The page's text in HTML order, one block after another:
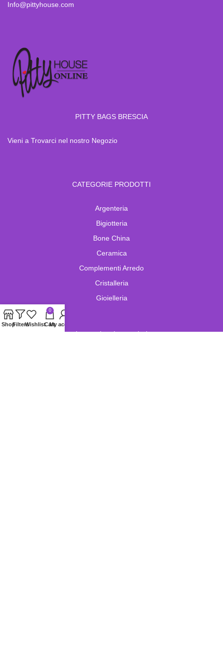
Info@pittyhouse.com
PITTY BAGS BRESCIA
Vieni a Trovarci nel nostro Negozio
CATEGORIE PRODOTTI
Argenteria
Bigiotteria
Bone China
Ceramica
Complementi Arredo
Cristalleria
Gioielleria
Lampade e Lampadari
ShopFiltersWishlist
0
CartMy account